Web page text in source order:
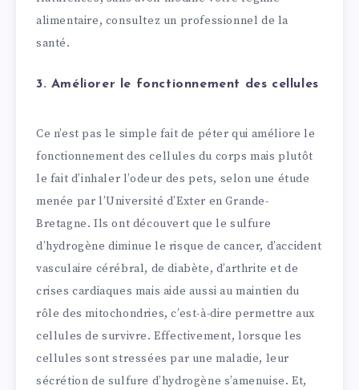
alimentaire, consultez un professionnel de la
santé.
3. Améliorer le fonctionnement des cellules
Ce n’est pas le simple fait de péter qui améliore le
fonctionnement des cellules du corps mais plutôt
le fait d’inhaler l’odeur des pets, selon une étude
menée par l’Université d’Exter en Grande-
Bretagne. Ils ont découvert que le sulfure
d’hydrogène diminue le risque de cancer, d’accident
vasculaire cérébral, de diabète, d’arthrite et de
crises cardiaques mais aide aussi au maintien du
rôle des mitochondries, c’est-à-dire permettre aux
cellules de survivre. Effectivement, lorsque les
cellules sont stressées par une maladie, leur
sécrétion de sulfure d’hydrogène s’amenuise. Et,